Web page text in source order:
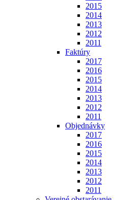
2015
2014
2013
2012
2011
Faktúry
2017
2016
2015
2014
2013
2012
2011
Objednávky
2017
2016
2015
2014
2013
2012
2011